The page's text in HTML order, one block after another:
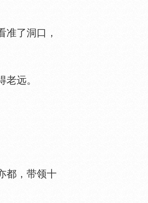
了洞口，
远。
都，带领十